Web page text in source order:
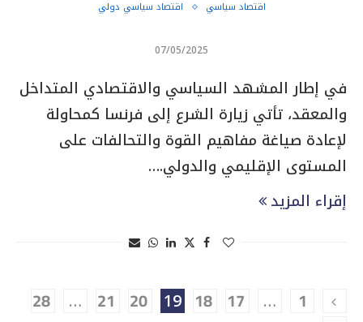
اقتصاد سياسي اقتصاد سياسي دولي
07/05/2025
في إطار المشهد السياسي والاقتصادي المتداخل
والمعقد، تأتي زيارة الشرع إلى فرنسا كمحاولة
لإعادة صياغة مفاهيم القوة والتحالفات على
المستوى الإقليمي والدولي.…
إقراء المزيد
1
…
17
18
19
20
21
…
28